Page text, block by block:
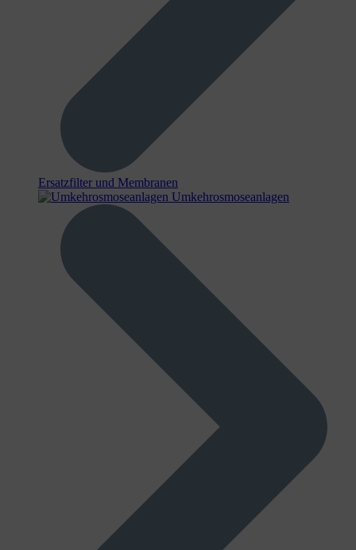
Ersatzfilter und Membranen
Umkehrosmoseanlagen